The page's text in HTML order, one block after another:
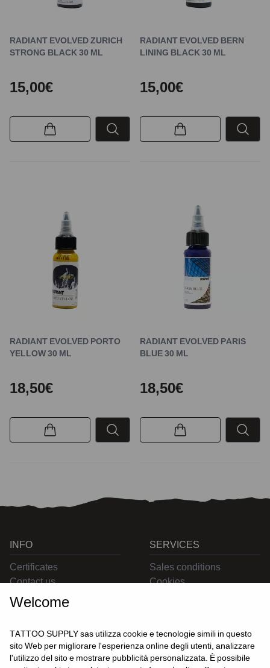
RADIANT EVOLVED ZURICH
STRONG BLACK 30 ML
15,00€
RADIANT EVOLVED BERN
LINING BLACK 30 ML
15,00€
RADIANT EVOLVED PORTO
YELLOW 30 ML
18,50€
RADIANT EVOLVED PARIS
BLUE 30 ML
18,50€
INFO
Certificates
Contact us
SERVICES
Sales conditions
Cookies
Welcome
TATTOO SUPPLY sas utilizza cookie e tecnologie simili in questo
sito Web per migliorare l'esperienza online degli utenti, analizzare
l'utilizzo del sito e mostrare pubblicità personalizzata. È possibile